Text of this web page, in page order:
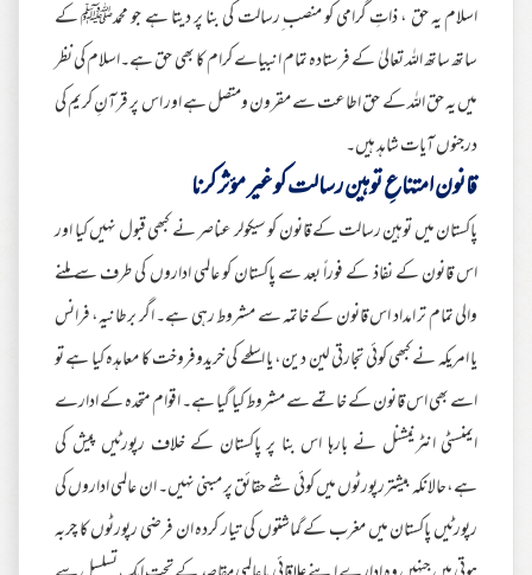
اسلام یہ حق ، ذاتِ گرامی کو منصب ِرسالت کی بنا پر دیتا ہے جو محمدﷺ کے
ساتھ ساتھ اللہ تعالیٰ کے فرستادہ تمام انبیاے کرام کا بھی حق ہے۔اسلام کی نظر
میں یہ حق اللہ کے حق اطاعت سے مقرون ومتصل ہے اور اس پر قرآنِ کریم کی
درجنوں آیات شاہد ہیں۔
قانون امتناعِ توہین رسالت کو غیر مؤثر کرنا
پاکستان میں توہین رسالت کے قانون کو سیکولر عناصر نے کبھی قبول نہیں کیا اور
اس قانون کے نفاذ کے فوراً بعد سے پاکستان کو عالمی اداروں کی طرف سے ملنے
والی تمام تر امداد اس قانون کے خاتمہ سے مشروط رہی ہے۔ اگر برطانیہ، فرانس
یا امریکہ نے کبھی کوئی تجارتی لین دین، یا اسلحے کی خریدوفروخت کا معاہدہ کیا ہے تو
اسے بھی اس قانون کے خاتمے سے مشروط کیا گیا ہے۔ اقوام متحدہ کے ادارے
ایمنسٹی انٹرنیشنل نے بارہا اس بنا پر پاکستان کے خلاف رپورٹیں پیش کی
ہے،حالانکہ بیشتررپورٹوں میں کوئی شے حقائق پر مبنی نہیں۔ ان عالمی اداروں کی
رپورٹیں پاکستان میں مغرب کے گماشتوں کی تیار کردہ ان فرضی رپورٹوں کا چربہ